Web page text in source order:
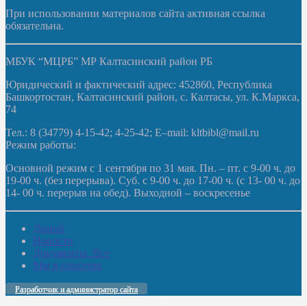
При использовании материалов сайта активная ссылка
обязательна.
МБУК “МЦРБ” МР Калтасинский район РБ
Юридический и фактический адрес: 452860, Республика
Башкортостан, Калтасинский район, с. Калтасы, ул. К.Маркса,
74
Тел.: 8 (34779) 4-15-42; 4-25-42; E–mail: kltbibl@mail.ru
Режим работы:
Основной режим с 1 сентября по 31 мая. Пн. – пт. с 9-00 ч. до
19-00 ч. (без перерыва). Суб. с 9-00 ч. до 17-00 ч. (с 13- 00 ч. до
14- 00 ч. перерыв на обед). Выходной – воскресенье
Домой
Новости
Документы. Все
Мы в соцсетях
Разработчик и администратор сайта